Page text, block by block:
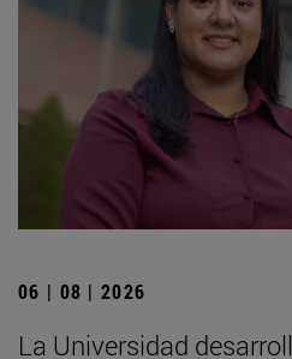
06 | 08 | 2026
La Universidad